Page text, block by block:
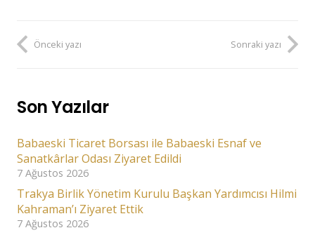
Önceki yazı Sonraki yazı
Son Yazılar
Babaeski Ticaret Borsası ile Babaeski Esnaf ve
Sanatkârlar Odası Ziyaret Edildi
7 Ağustos 2026
Trakya Birlik Yönetim Kurulu Başkan Yardımcısı Hilmi
Kahraman’ı Ziyaret Ettik
7 Ağustos 2026